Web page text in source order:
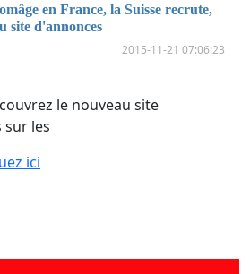
en France, la Suisse recrute,
site d'annonces
2015-11-21 07:06:23
le nouveau site
sur les
ici